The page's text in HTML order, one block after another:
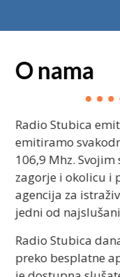
O nama
Radio Stubica
emitiramo
106,9 Mhz.
zagorje i okolicu i
agencija za
jedni od
Radio Stubica
preko besplatne